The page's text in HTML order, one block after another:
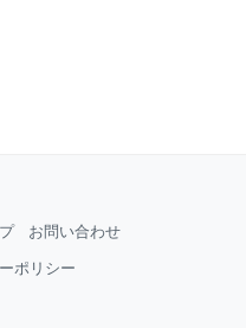
お問い合わせ
ポリシー